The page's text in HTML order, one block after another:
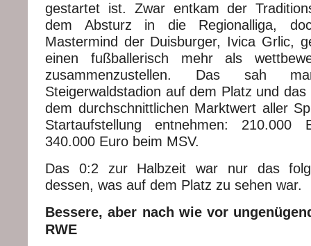
gestartet ist. Zwar entkam der
dem Absturz in die Regionalliga,
Mastermind der Duisburger, Ivica Grlic,
einen fußballerisch mehr als
zusammenzustellen. Das sah
Steigerwaldstadion auf dem Platz und
dem durchschnittlichen Marktwert aller
Startaufstellung entnehmen: 210.000
340.000 Euro beim MSV.
Das 0:2 zur Halbzeit war nur das
dessen, was auf dem Platz zu sehen war.
Bessere, aber nach wie vor
RWE